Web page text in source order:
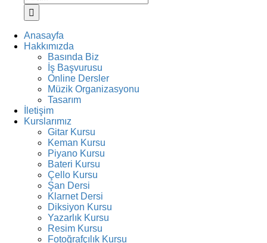
Anasayfa
Hakkımızda
Basında Biz
İş Başvurusu
Online Dersler
Müzik Organizasyonu
Tasarım
İletişim
Kurslarımız
Gitar Kursu
Keman Kursu
Piyano Kursu
Bateri Kursu
Çello Kursu
Şan Dersi
Klarnet Dersi
Diksiyon Kursu
Yazarlık Kursu
Resim Kursu
Fotoğrafçılık Kursu